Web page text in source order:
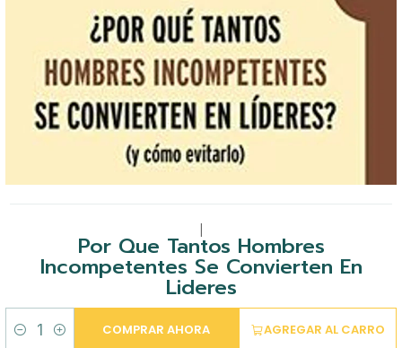
Por Que Tantos Hombres
Incompetentes Se Convierten En
Lideres
Cantidad
AGREGAR AL CARRO
COMPRAR AHORA